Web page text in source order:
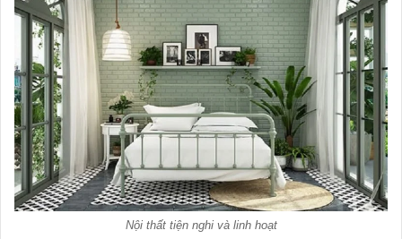
Nội thất tiện nghi và linh hoạt